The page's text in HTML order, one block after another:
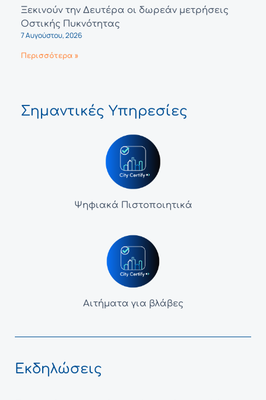
Ξεκινούν την Δευτέρα οι δωρεάν μετρήσεις
Οστικής Πυκνότητας
7 Αυγούστου, 2026
Περισσότερα »
Σημαντικές Υπηρεσίες
Ψηφιακά Πιστοποιητικά
Αιτήματα για βλάβες
Εκδηλώσεις